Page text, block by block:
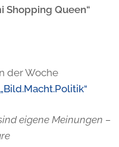
Shopping Queen“
der Woche
eigene Meinungen –